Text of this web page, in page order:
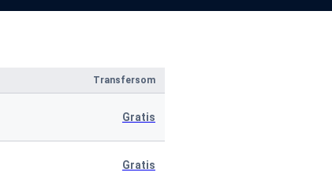
Transfersom
Gratis
Gratis